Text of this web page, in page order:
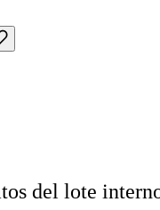
del lote